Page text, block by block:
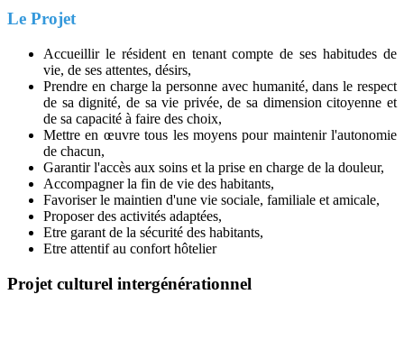
Le Projet
Accueillir le résident en tenant compte de ses habitudes de
vie, de ses attentes, désirs,
Prendre en charge la personne avec humanité, dans le respect
de sa dignité, de sa vie privée, de sa dimension citoyenne et
de sa capacité à faire des choix,
Mettre en œuvre tous les moyens pour maintenir l'autonomie
de chacun,
Garantir l'accès aux soins et la prise en charge de la douleur,
Accompagner la fin de vie des habitants,
Favoriser le maintien d'une vie sociale, familiale et amicale,
Proposer des activités adaptées,
Etre garant de la sécurité des habitants,
Etre attentif au confort hôtelier
Projet culturel intergénérationnel